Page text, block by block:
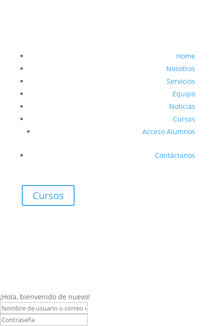
Home
Nosotros
Servicios
Equipo
Noticias
Cursos
Acceso Alumnos
Contáctanos
Cursos
¡Hola, bienvenido de nuevo!